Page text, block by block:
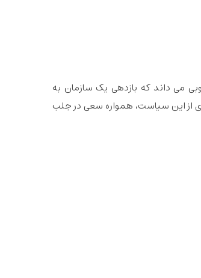
می داند که بازدهی یک سازمان به
از این سیاست، همواره سعی در جلب